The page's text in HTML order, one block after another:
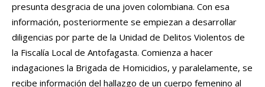
presunta desgracia de una joven colombiana. Con esa
información, posteriormente se empiezan a desarrollar
diligencias por parte de la Unidad de Delitos Violentos de
la Fiscalía Local de Antofagasta. Comienza a hacer
indagaciones la Brigada de Homicidios, y paralelamente, se
recibe información del hallazgo de un cuerpo femenino al